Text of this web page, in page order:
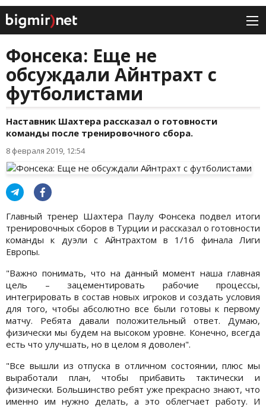
Фонсека: Еще не
обсуждали Айнтрахт с
футболистами
Наставник Шахтера рассказал о готовности
команды после тренировочного сбора.
8 февраля 2019, 12:54
Главный тренер Шахтера Паулу Фонсека подвел итоги
тренировочных сборов в Турции и рассказал о готовности
команды к дуэли с Айнтрахтом в 1/16 финала Лиги
Европы.
"Важно понимать, что на данный момент наша главная
цель – зацементировать рабочие процессы,
интегрировать в состав новых игроков и создать условия
для того, чтобы абсолютно все были готовы к первому
матчу. Ребята давали положительный ответ. Думаю,
физически мы будем на высоком уровне. Конечно, всегда
есть что улучшать, но в целом я доволен".
"Все вышли из отпуска в отличном состоянии, плюс мы
выработали план, чтобы прибавить тактически и
физически. Большинство ребят уже прекрасно знают, что
именно им нужно делать, а это облегчает работу. И